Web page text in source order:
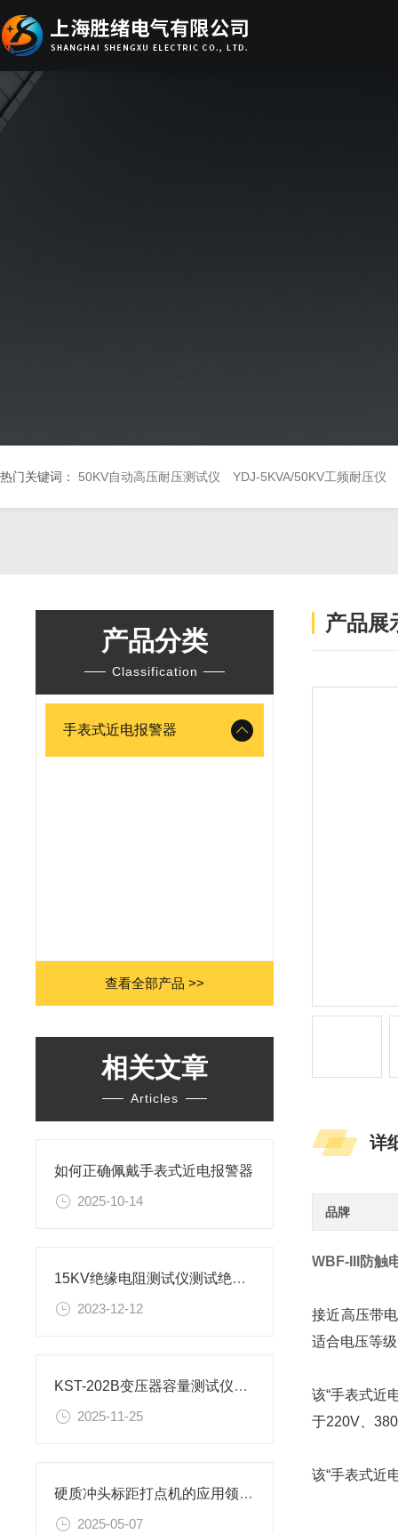
热门关键词： 50KV自动高压耐压测试仪 YDJ-5KVA/50KV工频耐压仪
产品分类
Classification
手表式近电报警器
查看全部产品 >>
相关文章
Articles
如何正确佩戴手表式近电报警器
2025-10-14
15KV绝缘电阻测试仪测试绝缘电阻注意事项
2023-12-12
KST-202B变压器容量测试仪主要测试项目说明
2025-11-25
硬质冲头标距打点机的应用领域有哪些？
2025-05-07
产品展
详
品牌
WBF-III防触
接近高压带
适合电压等
该“手表式近
于220V、
该“手表式近